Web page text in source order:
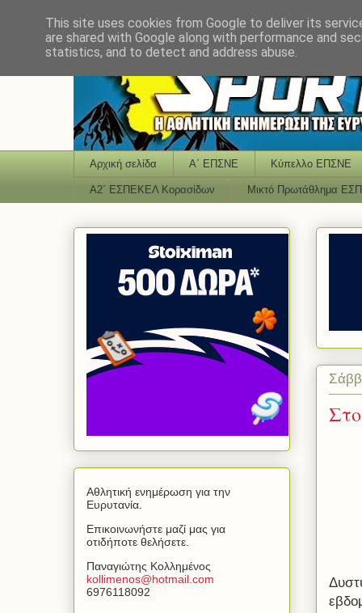
Αρχική σελίδα Α΄ ΕΠΣΝΕ Κύπελλο ΕΠΣΝΕ
Α2΄ ΕΣΠΕΚΕΛ Κορασίδων Μικτό Πρωτάθλημα
Αθλητική ενημέρωση για την
Ευρυτανία.
Επικοινωνήστε μαζί μας για
οτιδήποτε θελήσετε.
Παναγιώτης Κολλημένος
kollimenos@hotmail com
6976118092
This site uses cookies from Google to deliver its
are shared with Google along with performance and
statistics, and to detect and address abuse.